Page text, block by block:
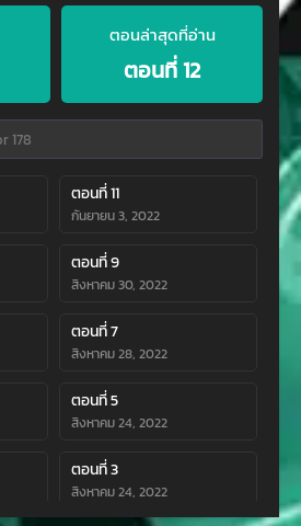
ตอนล่าสุดที่อ่าน
ตอนที่ 12
ตอนที่ 11
กันยายน 3, 2022
ตอนที่ 9
สิงหาคม 30, 2022
ตอนที่ 7
สิงหาคม 28, 2022
ตอนที่ 5
สิงหาคม 24, 2022
ตอนที่ 3
สิงหาคม 24, 2022